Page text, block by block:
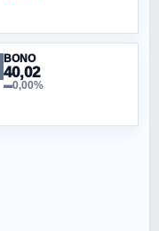
alçağına
BONO
40,02
▬0,00%